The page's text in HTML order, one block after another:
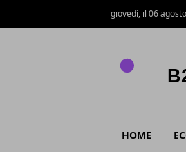
giovedì, il 06
HOME